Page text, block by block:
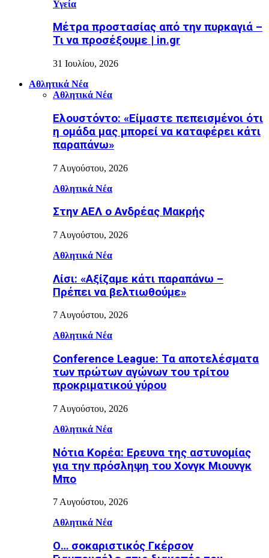
Υγεία
Μέτρα προστασίας από την πυρκαγιά –
Τι να προσέξουμε | in.gr
31 Ιουλίου, 2026
Αθλητικά Νέα
Αθλητικά Νέα
Ελουστόντο: «Είμαστε πεπεισμένοι ότι
η ομάδα μας μπορεί να καταφέρει κάτι
παραπάνω»
7 Αυγούστου, 2026
Αθλητικά Νέα
Στην ΑΕΛ ο Ανδρέας Μακρής
7 Αυγούστου, 2026
Αθλητικά Νέα
Λίσι: «Αξίζαμε κάτι παραπάνω –
Πρέπει να βελτιωθούμε»
7 Αυγούστου, 2026
Αθλητικά Νέα
Conference League: Τα αποτελέσματα
των πρώτων αγώνων του τρίτου
προκριματικού γύρου
7 Αυγούστου, 2026
Αθλητικά Νέα
Νότια Κορέα: Ερευνα της αστυνομίας
για την πρόσληψη του Χονγκ Μιουνγκ
Μπo
7 Αυγούστου, 2026
Αθλητικά Νέα
Ο… σοκαριστικός Γκέρσον